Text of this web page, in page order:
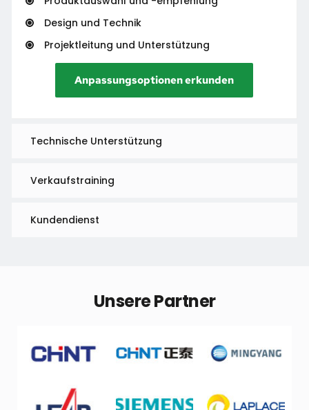
Design und Technik
Projektleitung und Unterstützung
Anpassungsoptionen erkunden
Technische Unterstützung
Verkaufstraining
Kundendienst
Unsere Partner